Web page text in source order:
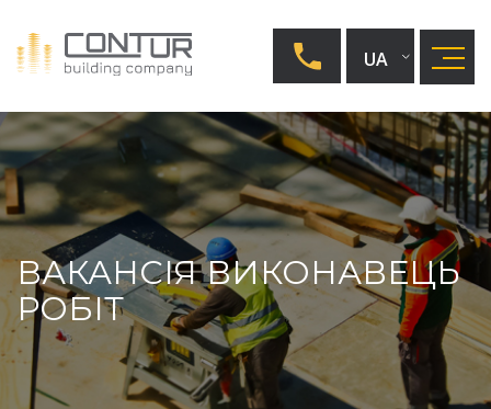
UA
EN
RU
ВАКАНСІЯ ВИКОНАВЕЦЬ
РОБІТ